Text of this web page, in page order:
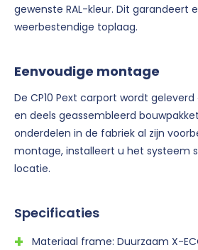
gewenste RAL-kleur. Dit garandeert
weerbestendige toplaag.
Eenvoudige montage
De CP10 Pext carport wordt
en deels geassembleerd
onderdelen in de fabriek al zijn
montage, installeert u het systeem
locatie.
Specificaties
Materiaal frame: Duurzaam X-